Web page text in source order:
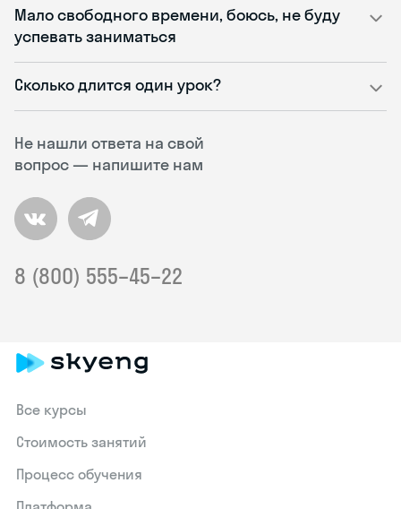
Не нашли ответа на свой
вопрос — напишите нам
8 (800) 555–45–22
Мало свободного времени, боюсь, не буду
успевать заниматься
Сколько длится один урок?
Все курсы
Стоимость занятий
Процесс обучения